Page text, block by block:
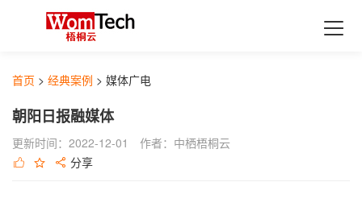
融媒体生产SAAS应用
xpaper融媒体报刊
Xedit融媒体采编
解决方案
融媒体中心行业解决方案
支持与服务
首页 > 经典案例 > 媒体广电
朝阳日报融媒体
更新时间：2022-12-01
作者：中栖梧桐云
分享